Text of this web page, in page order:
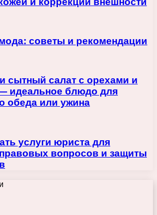
советы и рекомендации
сытный салат с орехами и
идеальное блюдо для
обеда или ужина
услуги юриста для
вопросов и защиты